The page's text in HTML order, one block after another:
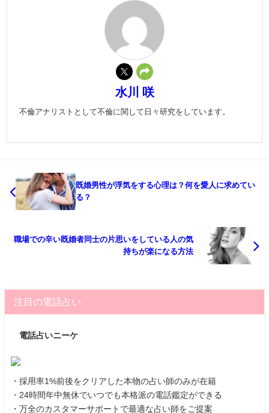
水川 咲
不倫アナリストとして不倫に関して日々研究をしています。
既婚男性が浮気をする心理は？何を愛人に求めてい
る？
職場での辛い既婚者同士の片思いをしている人の気
持ちが楽になる方法
注目の電話占い
電話占いニーケ
・採用率1%前後をクリアした本物の占い師のみが在籍
・24時間年中無休でいつでも本格派の電話鑑定ができる
・万全のカスタマーサポートで最適な占い師をご提案